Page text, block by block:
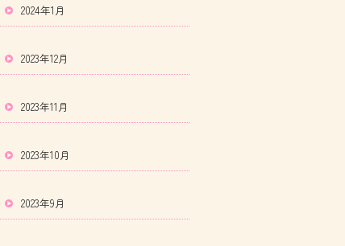
2024年1月
2023年12月
2023年11月
2023年10月
2023年9月